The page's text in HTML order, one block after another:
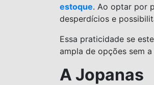
estoque. Ao optar por
desperdícios e
Essa praticidade se
ampla de opções sem
A Jopanas